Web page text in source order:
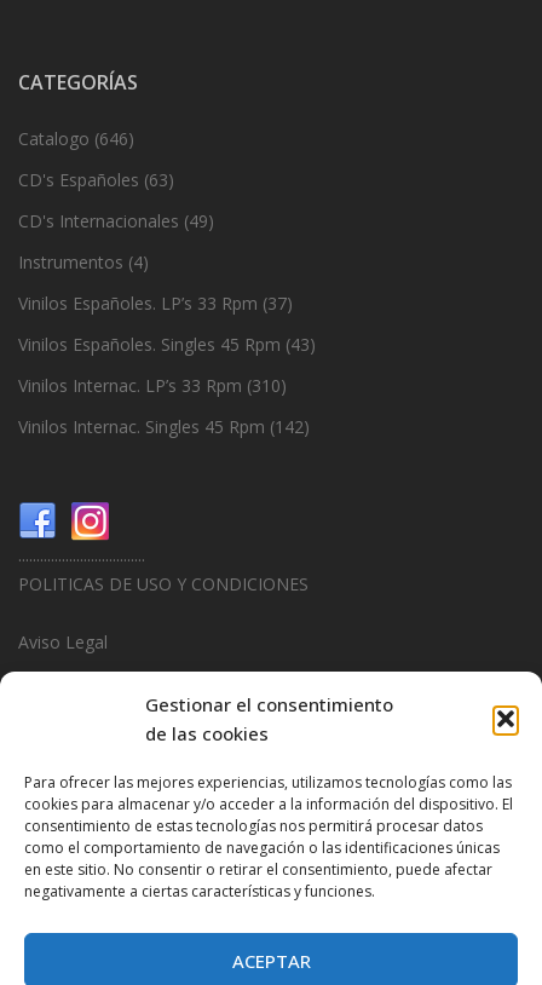
Gestionar el consentimiento
de las cookies
Para ofrecer las mejores experiencias, utilizamos tecnologías como las
cookies para almacenar y/o acceder a la información del dispositivo. El
consentimiento de estas tecnologías nos permitirá procesar datos
como el comportamiento de navegación o las identificaciones únicas
en este sitio. No consentir o retirar el consentimiento, puede afectar
negativamente a ciertas características y funciones.
ACEPTAR
CATEGORÍAS
Catalogo (646)
CD's Españoles (63)
CD's Internacionales (49)
Instrumentos (4)
Vinilos Españoles. LP’s 33 Rpm (37)
Vinilos Españoles. Singles 45 Rpm (43)
Vinilos Internac. LP’s 33 Rpm (310)
Vinilos Internac. Singles 45 Rpm (142)
...................................
POLITICAS DE USO Y CONDICIONES
Aviso Legal
Politica de Privacidad
...................................
Design & Promotions ByHitred.com